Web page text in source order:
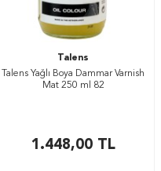
Talens
Talens Yağlı Boya Dammar Varnish
Mat 250 ml 82
1.448,00TL